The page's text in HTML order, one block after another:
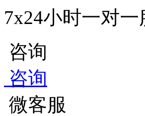
7x24小时一对一
咨询
咨询
微客服